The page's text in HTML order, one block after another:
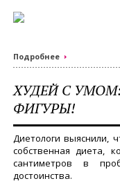
Подробнее
ХУДЕЙ С
ФИГУРЫ!
Диетологи выяснили,
собственная диета,
сантиметров в
достоинства.